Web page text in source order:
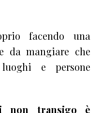
facendo una
da mangiare che
e persone
non transigo è